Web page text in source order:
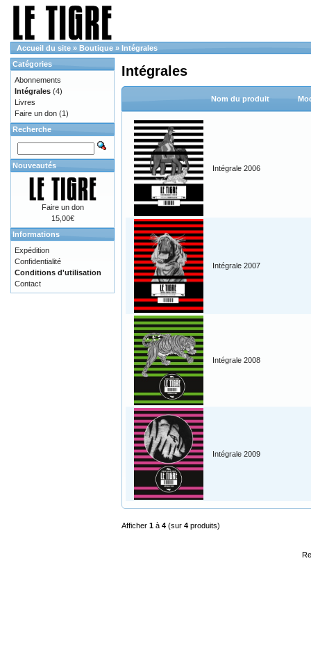
Accueil du site » Boutique » Intégrales
Intégrales
Nom du produit
Intégrale 2006
Intégrale 2007
Intégrale 2008
Intégrale 2009
Afficher 1 à 4 (sur 4 produits)
Catégories
Abonnements
Intégrales (4)
Livres
Faire un don (1)
Recherche
Nouveautés
Faire un don
15,00€
Informations
Expédition
Confidentialité
Conditions d'utilisation
Contact